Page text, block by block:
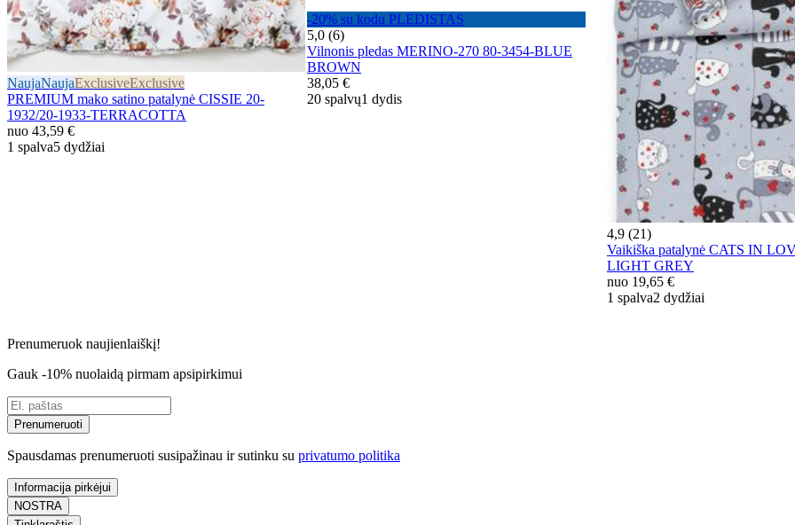
NaujaNaujaExclusiveExclusive
PREMIUM mako satino patalynė CISSIE 20-
1932/20-1933-TERRACOTTA
nuo 43,59 €
1 spalva5 dydžiai
-20% su kodu PLEDISTAS
5,0 (6)
Vilnonis pledas MERINO-270 80-3454-BLUE
BROWN
38,05 €
20 spalvų1 dydis
4,9 (21)
Vaikiška patalynė CATS IN
LIGHT GREY
nuo 19,65 €
1 spalva2 dydžiai
Prenumeruok naujienlaiškį!
Gauk -10% nuolaidą pirmam apsipirkimui
Prenumeruoti
Spausdamas prenumeruoti susipažinau ir sutinku su privatumo politika
Informacija pirkėjui
NOSTRA